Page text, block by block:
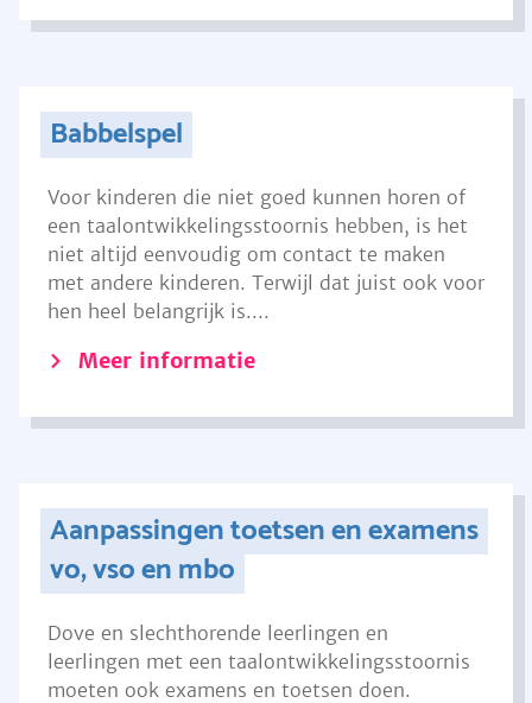
Babbelspel
Voor kinderen die niet goed kunnen horen of
een taalontwikkelingsstoornis hebben, is het
niet altijd eenvoudig om contact te maken
met andere kinderen. Terwijl dat juist ook voor
hen heel belangrijk is....
Meer informatie
Aanpassingen toetsen en examens
vo, vso en mbo
Dove en slechthorende leerlingen en
leerlingen met een taalontwikkelingsstoornis
moeten ook examens en toetsen doen.